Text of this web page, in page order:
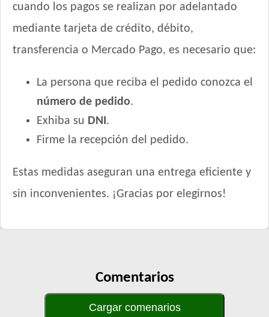
cuando los pagos se realizan por adelantado
mediante tarjeta de crédito, débito,
transferencia o Mercado Pago, es necesario que:
La persona que reciba el pedido conozca el
número de pedido.
Exhiba su DNI .
Firme la recepción del pedido.
Estas medidas aseguran una entrega eficiente y
sin inconvenientes. ¡Gracias por elegirnos!
Comentarios
Cargar comenarios